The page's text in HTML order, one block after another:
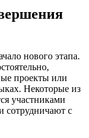
нового этапа.
проекты или
Некоторые из
участниками
сотрудничают с